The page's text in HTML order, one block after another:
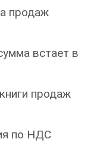
продаж
встает в
продаж
по НДС